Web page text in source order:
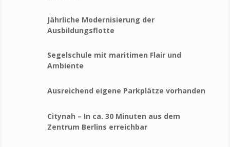
Jährliche Modernisierung der
Ausbildungsflotte
Segelschule mit maritimen Flair und
Ambiente
Ausreichend eigene Parkplätze vorhanden
Citynah – In ca. 30 Minuten aus dem
Zentrum Berlins erreichbar